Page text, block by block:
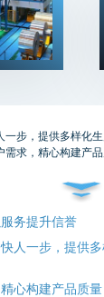
步，提供多样化
求，精心构建产
服务提升信誉
快人一步，提供
精心构建产品质